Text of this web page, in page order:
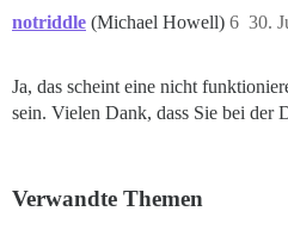
notriddle (Michael Howell) 30.
6
Ja, das scheint eine nicht
sein. Vielen Dank, dass Sie bei der
Verwandte Themen